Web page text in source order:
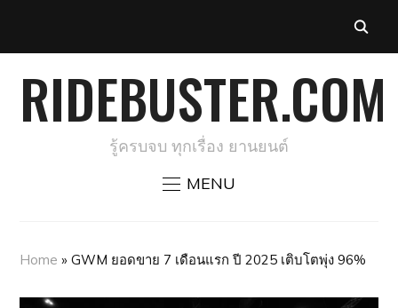
RIDEBUSTER.COM
รู้ครบจบ ทุกเรื่อง ยานยนต์
MENU
Home »GWM ยอดขาย 7 เดือนแรก ปี 2025 เติบโตพุ่ง 96%